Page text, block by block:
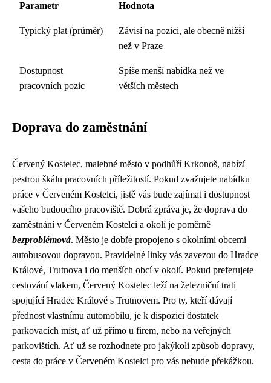
Parametr Hodnota
Typický plat (průměr)
Závisí na pozici, ale obecně nižší
než v Praze
Dostupnost
pracovních pozic
Spíše menší nabídka než ve
větších městech
Doprava do zaměstnání
Červený Kostelec, malebné město v podhůří Krkonoš, nabízí
pestrou škálu pracovních příležitostí. Pokud zvažujete nabídku
práce v Červeném Kostelci, jistě vás bude zajímat i dostupnost
vašeho budoucího pracoviště. Dobrá zpráva je, že doprava do
zaměstnání v Červeném Kostelci a okolí je poměrně
bezproblémová. Město je dobře propojeno s okolními obcemi
autobusovou dopravou. Pravidelné linky vás zavezou do Hradce
Králové, Trutnova i do menších obcí v okolí. Pokud preferujete
cestování vlakem, Červený Kostelec leží na železniční trati
spojující Hradec Králové s Trutnovem. Pro ty, kteří dávají
přednost vlastnímu automobilu, je k dispozici dostatek
parkovacích míst, ať už přímo u firem, nebo na veřejných
parkovištích. Ať už se rozhodnete pro jakýkoli způsob dopravy,
cesta do práce v Červeném Kostelci pro vás nebude překážkou.